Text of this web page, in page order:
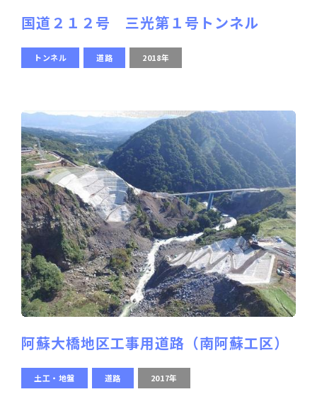
国道２１２号 三光第１号トンネル
トンネル 道路 2018年
阿蘇大橋地区工事用道路（南阿蘇工区）
土工・地盤 道路 2017年